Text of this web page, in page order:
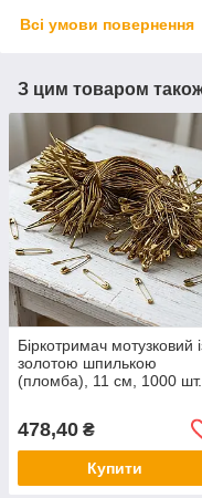
Всі умови повернення
З цим товаром
Біркотримач мотузковий
золотою шпилькою
(пломба), 11 см, 1000 шт.
478,40 ₴
Купити